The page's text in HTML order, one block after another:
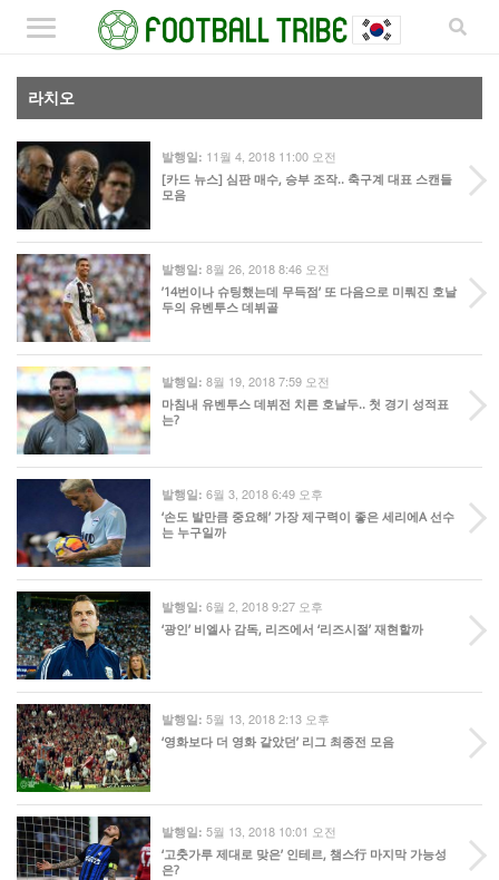
라치오
발행일: 11월 4, 2018 11:00 오전
[카드 뉴스] 심판 매수, 승부 조작.. 축구계 대표 스캔들
모음
발행일: 8월 26, 2018 8:46 오전
’14번이나 슈팅했는데 무득점’ 또 다음으로 미뤄진 호날
두의 유벤투스 데뷔골
발행일: 8월 19, 2018 7:59 오전
마침내 유벤투스 데뷔전 치른 호날두.. 첫 경기 성적표
는?
발행일: 6월 3, 2018 6:49 오후
‘손도 발만큼 중요해’ 가장 제구력이 좋은 세리에A 선수
는 누구일까
발행일: 6월 2, 2018 9:27 오후
‘광인’ 비엘사 감독, 리즈에서 ‘리즈시절’ 재현할까
발행일: 5월 13, 2018 2:13 오후
‘영화보다 더 영화 같았던’ 리그 최종전 모음
발행일: 5월 13, 2018 10:01 오전
‘고춧가루 제대로 맞은’ 인테르, 챔스行 마지막 가능성
은?